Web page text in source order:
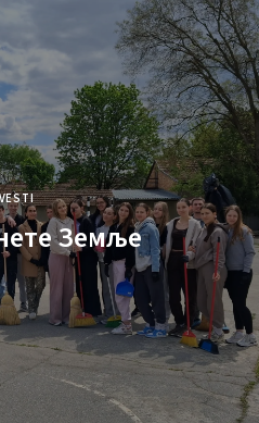
Земље